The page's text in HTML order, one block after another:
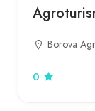
Borova
0